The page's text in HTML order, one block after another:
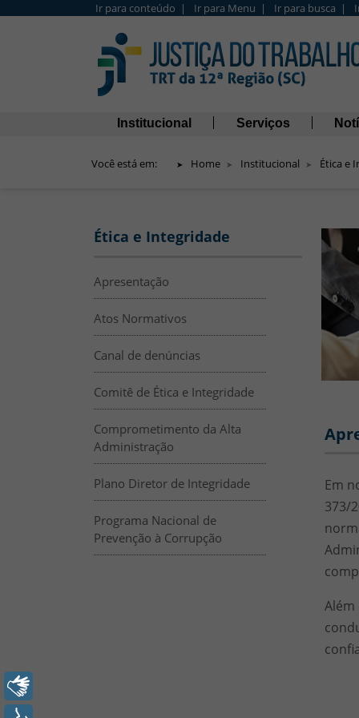
Barra de Acesso Rápido
Ir para conteúdo | Ir para Menu | Ir para busca |
Navegação principal
Institucional Serviços
Você está em: Home Institucional Ética e
Menu Lateral
Ética e Integridade
Apresentação
Atos Normativos
Canal de denúncias
Comitê de Ética e Integridade
Comprometimento da Alta
Administração
Plano Diretor de Integridade
Programa Nacional de
Prevenção à Corrupção
A
Em
373/
Além